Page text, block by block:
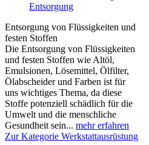
Entsorgung
Entsorgung von Flüssigkeiten und
festen Stoffen
Die Entsorgung von Flüssigkeiten
und festen Stoffen wie Altöl,
Emulsionen, Lösemittel, Ölfilter,
Ölabscheider und Farben ist für
uns wichtiges Thema, da diese
Stoffe potenziell schädlich für die
Umwelt und die menschliche
Gesundheit sein... mehr erfahren
Zur Kategorie Werkstattausrüstung